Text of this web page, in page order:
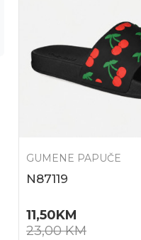
GUMENE PAPUČE
N87119
11,50KM
23,00KM